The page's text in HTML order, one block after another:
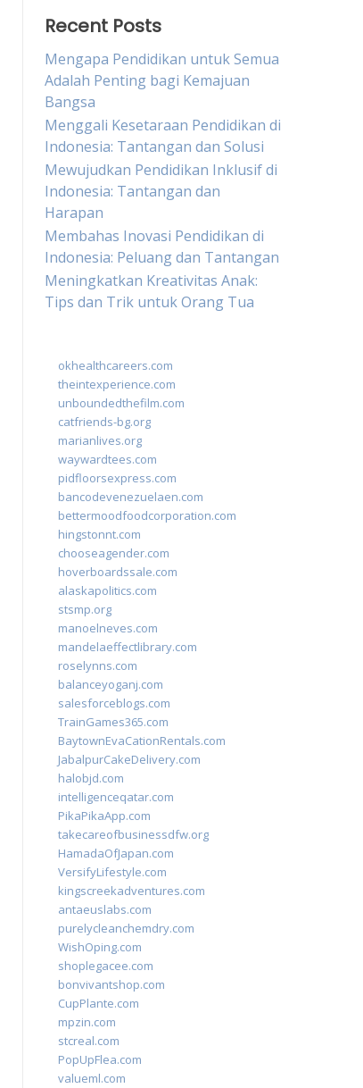
Recent Posts
Mengapa Pendidikan untuk Semua
Adalah Penting bagi Kemajuan
Bangsa
Menggali Kesetaraan Pendidikan di
Indonesia: Tantangan dan Solusi
Mewujudkan Pendidikan Inklusif di
Indonesia: Tantangan dan
Harapan
Membahas Inovasi Pendidikan di
Indonesia: Peluang dan Tantangan
Meningkatkan Kreativitas Anak:
Tips dan Trik untuk Orang Tua
okhealthcareers.com
theintexperience.com
unboundedthefilm.com
catfriends-bg.org
marianlives.org
waywardtees.com
pidfloorsexpress.com
bancodevenezuelaen.com
bettermoodfoodcorporation.com
hingstonnt.com
chooseagender.com
hoverboardssale.com
alaskapolitics.com
stsmp.org
manoelneves.com
mandelaeffectlibrary.com
roselynns.com
balanceyoganj.com
salesforceblogs.com
TrainGames365.com
BaytownEvaCationRentals.com
JabalpurCakeDelivery.com
halobjd.com
intelligenceqatar.com
PikaPikaApp.com
takecareofbusinessdfw.org
HamadaOfJapan.com
VersifyLifestyle.com
kingscreekadventures.com
antaeuslabs.com
purelycleanchemdry.com
WishOping.com
shoplegacee.com
bonvivantshop.com
CupPlante.com
mpzin.com
stcreal.com
PopUpFlea.com
valueml.com